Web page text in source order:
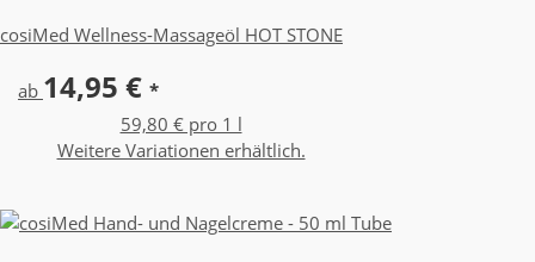
cosiMed Wellness-Massageöl HOT STONE
ab 14,95 € *
59,80 € pro 1 l
Weitere Variationen erhältlich.